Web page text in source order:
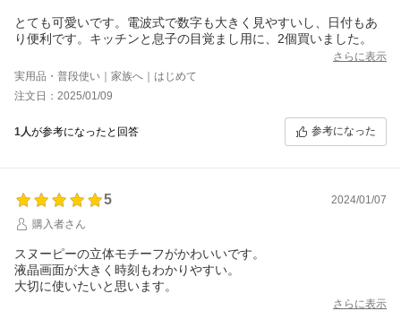
とても可愛いです。電波式で数字も大きく見やすいし、日付もあ
り便利です。キッチンと息子の目覚まし用に、2個買いました。
さらに表示
実用品・普段使い｜家族へ｜はじめて
注文日：2025/01/09
1人が参考になったと回答 参考になった
5
2024/01/07
購入者さん
スヌーピーの立体モチーフがかわいいです。
液晶画面が大きく時刻もわかりやすい。
大切に使いたいと思います。
さらに表示